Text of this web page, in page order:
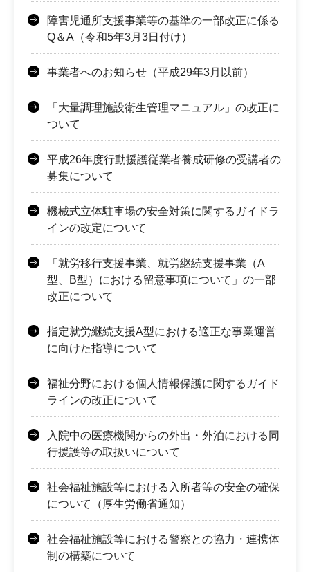
障害児通所支援事業等の基準の一部改正に係る
Q＆A（令和5年3月3日付け）
事業者へのお知らせ（平成29年3月以前）
「大量調理施設衛生管理マニュアル」の改正に
ついて
平成26年度行動援護従業者養成研修の受講者の
募集について
機械式立体駐車場の安全対策に関するガイドラ
インの改定について
「就労移行支援事業、就労継続支援事業（A
型、B型）における留意事項について」の一部
改正について
指定就労継続支援A型における適正な事業運営
に向けた指導について
福祉分野における個人情報保護に関するガイド
ラインの改正について
入院中の医療機関からの外出・外泊における同
行援護等の取扱いについて
社会福祉施設等における入所者等の安全の確保
について（厚生労働省通知）
社会福祉施設等における警察との協力・連携体
制の構築について